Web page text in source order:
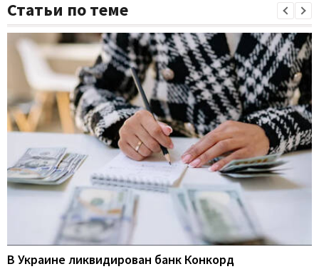
Статьи по теме
В Украине ликвидирован банк Конкорд